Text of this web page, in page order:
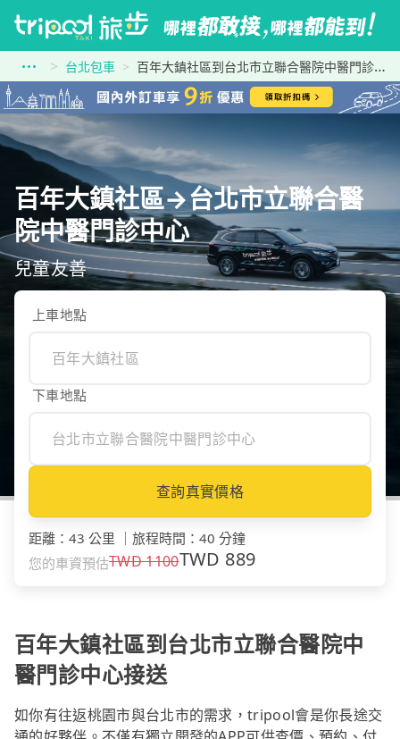
台北包車 百年大鎮社區到台北市立聯合醫院中醫門診中心
百年大鎮社區→台北市立聯合醫
院中醫門診中心
兒童友善
上車地點
下車地點
查詢真實價格
距離 ： 43 公里 旅程時間 ： 40 分鐘
您的車資預估TWD1100TWD 889
百年大鎮社區到台北市立聯合醫院中
醫門診中心接送
如你有往返桃園市與台北市的需求，tripool會是你長途交